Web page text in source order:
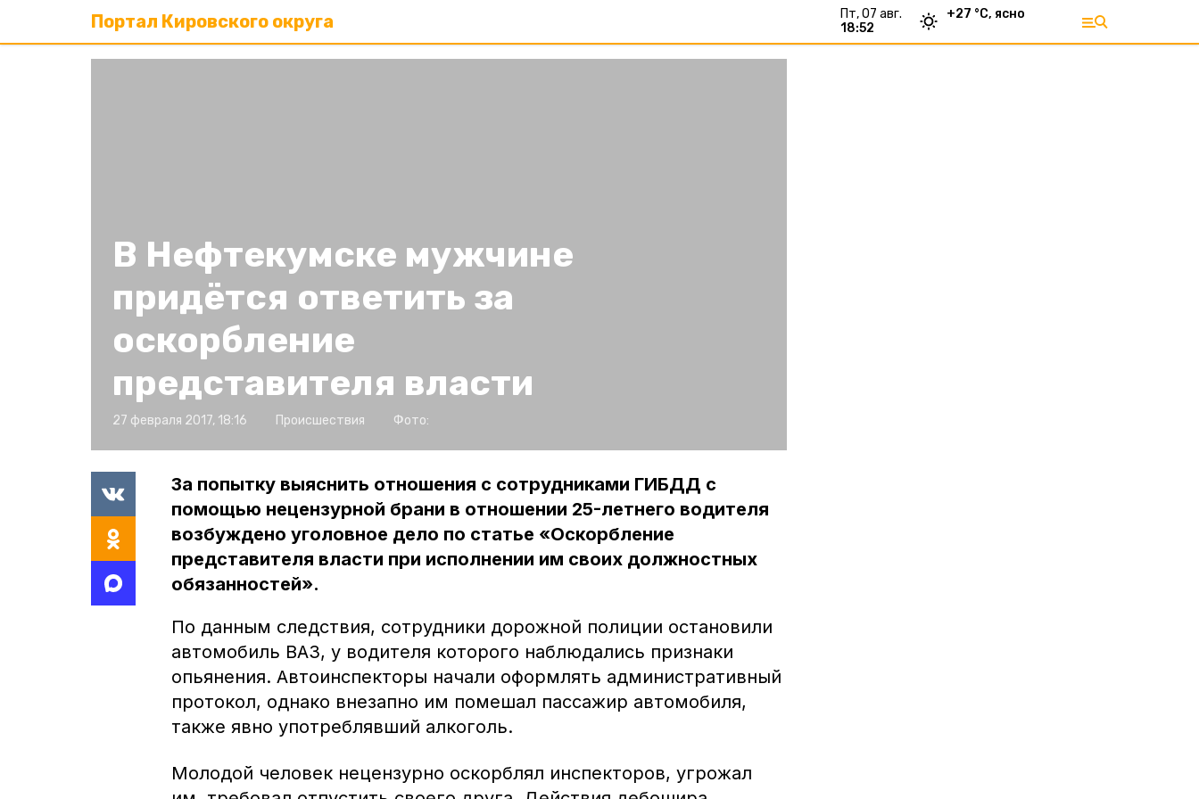
Портал Кировского округа
пт, 07 авг.
18:52
+27 °С, ясно
В Нефтекумске мужчине
придётся ответить за
оскорбление
представителя власти
27 февраля 2017, 18:16 Происшествия Фото:
За попытку выяснить отношения с сотрудниками ГИБДД с
помощью нецензурной брани в отношении 25-летнего водителя
возбуждено уголовное дело по статье «Оскорбление
представителя власти при исполнении им своих должностных
обязанностей».
По данным следствия, сотрудники дорожной полиции остановили
автомобиль ВАЗ, у водителя которого наблюдались признаки
опьянения. Автоинспекторы начали оформлять административный
протокол, однако внезапно им помешал пассажир автомобиля,
также явно употреблявший алкоголь.
Молодой человек нецензурно оскорблял инспекторов, угрожал